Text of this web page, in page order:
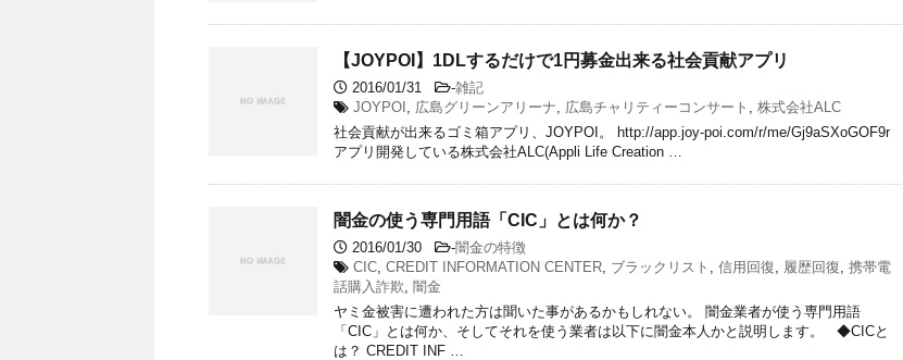
【JOYPOI】1DLするだけで1円募金出来る社会貢献アプリ
2016/01/31 -雑記
JOYPOI , 広島グリーンアリーナ, 広島チャリティーコンサート , 株式会社ALC
社会貢献が出来るゴミ箱アプリ、JOYPOI。 http://app.joy-poi.com/r/me/Gj9aSXoGOF9r
アプリ開発している株式会社ALC(Appli Life Creation …
闇金の使う専門用語「CIC」とは何か？
2016/01/30 -闇金の特徴
CIC, CREDIT INFORMATION CENTER, ブラックリスト , 信用回復, 履歴回復, 携帯電
話購入詐欺, 闇金
ヤミ金被害に遭われた方は聞いた事があるかもしれない。 闇金業者が使う専門用語
「CIC」とは何か、そしてそれを使う業者は以下に闇金本人かと説明します。 ◆CICと
は？ CREDIT INF …